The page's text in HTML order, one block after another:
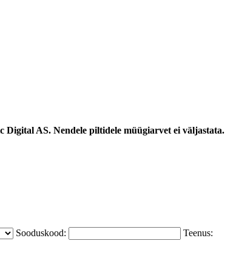
AS. Nendele piltidele müügiarvet ei väljastata.
Sooduskood:
Teenus: